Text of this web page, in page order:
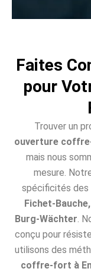
Faites
pour
Trouver un
ouverture
mais nous
mesure.
spécificités
Fichet-
Burg-Wächter .
conçu pour
utilisons des
coffre-fort à